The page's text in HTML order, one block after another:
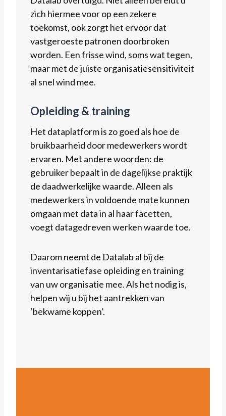
zich hiermee voor op een zekere
toekomst, ook zorgt het ervoor dat
vastgeroeste patronen doorbroken
worden. Een frisse wind, soms wat tegen,
maar met de juiste organisatiesensitiviteit
al snel wind mee.
Opleiding & training
Het dataplatform is zo goed als hoe de
bruikbaarheid door medewerkers wordt
ervaren. Met andere woorden: de
gebruiker bepaalt in de dagelijkse praktijk
de daadwerkelijke waarde. Alleen als
medewerkers in voldoende mate kunnen
omgaan met data in al haar facetten,
voegt datagedreven werken waarde toe.
Daarom neemt de Datalab al bij de
inventarisatiefase opleiding en training
van uw organisatie mee. Als het nodig is,
helpen wij u bij het aantrekken van
‘bekwame koppen’.